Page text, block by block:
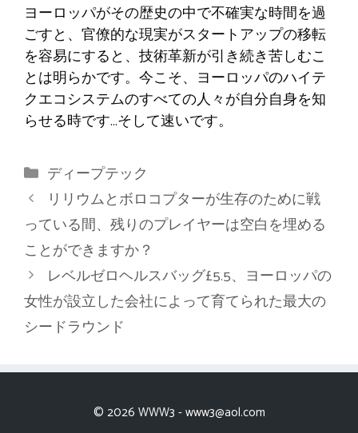
ヨーロッパがその歴史の中で不確実な時間を過
ごすと、官僚的な現実がスタートアップの移転
を容易にすると、技術革新が引き続き苦しむこ
とは明らかです。今こそ、ヨーロッパのハイテ
クエコシステムのすべての人々が自分自身を知
らせる時です…そして速いです。
カ
テ
ゴ
リ
ー
ディープテック
リリウムとボロコプターが生存のために戦
っている間、残りのプレイヤーは空白を埋める
ことができますか？
レベルゼロヘルスバッグ£5.5、ヨーロッパの
女性が設立した会社によって育てられた最大の
シードラウンド
© 2026 WWW3 -www3@aol.com